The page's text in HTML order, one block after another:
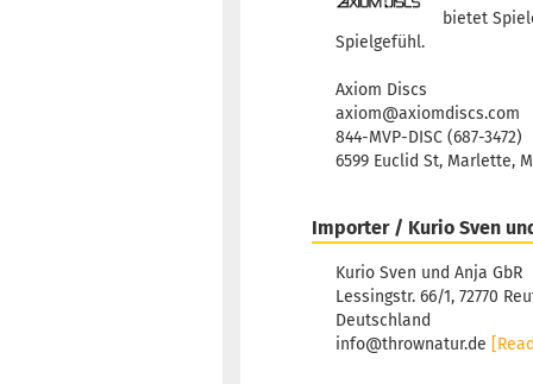
bietet
Spielgefühl.
Axiom Discs
axiom@axiomdiscs.com
844-MVP-DISC (687-3472)
6599 Euclid St, Marlette,
Importer / Kurio Sven
Kurio Sven und Anja GbR
Lessingstr. 66/1, 72770
Deutschland
info@thrownatur.de